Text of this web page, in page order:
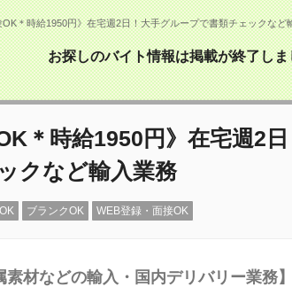
＊時給1950円》在宅週2日！大手グループで書類チェックなど
お探しのバイト情報は掲載が終了しま
＊時給1950円》在宅週2
クなど輸入業務
ブランクOK WEB登録・面接OK
素材などの輸入・国内デリバリー業務】